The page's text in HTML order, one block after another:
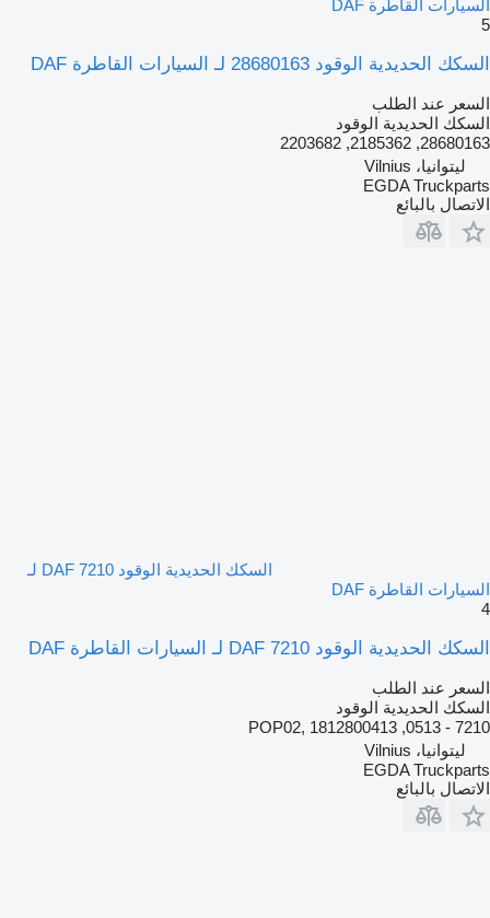
السيارات القاطرة DAF
5
السكك الحديدية الوقود 28680163 لـ السيارات القاطرة DAF
السعر عند الطلب
السكك الحديدية الوقود
28680163, 2185362, 2203682
ليتوانيا، Vilnius
EGDA Truckparts
الاتصال بالبائع
السكك الحديدية الوقود DAF 7210 لـ
السيارات القاطرة DAF
4
السكك الحديدية الوقود DAF 7210 لـ السيارات القاطرة DAF
السعر عند الطلب
السكك الحديدية الوقود
7210 - 0513, POP02, 1812800413
ليتوانيا، Vilnius
EGDA Truckparts
الاتصال بالبائع